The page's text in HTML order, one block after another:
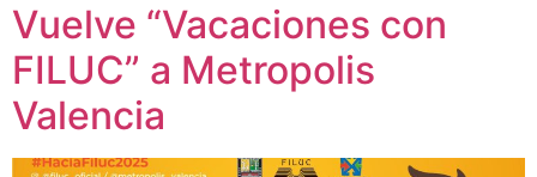
Vuelve “Vacaciones con
FILUC” a Metropolis
Valencia